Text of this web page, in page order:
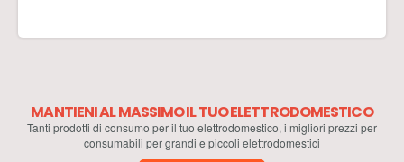
MANTIENI AL MASSIMO IL TUO ELETTRODOMESTICO
Tanti prodotti di consumo per il tuo elettrodomestico, i migliori prezzi per
consumabili per grandi e piccoli elettrodomestici